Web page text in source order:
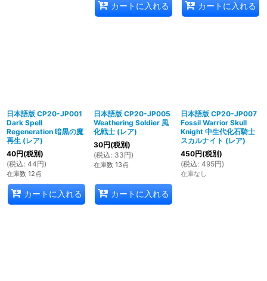
カートに入れる カートに入れる
日本語版 CP20-JP001
Dark Spell
Regeneration 暗黒の魔
再生 (レア)
40円(税別)
(税込 : 44円)
在庫数 12点
カートに入れる
日本語版 CP20-JP005
Weathering Soldier 風
化戦士 (レア)
30円(税別)
(税込 : 33円)
在庫数 13点
カートに入れる
日本語版 CP20-JP007
Fossil Warrior Skull
Knight 中生代化石騎士
スカルナイト (レア)
450円(税別)
(税込 : 495円)
在庫なし